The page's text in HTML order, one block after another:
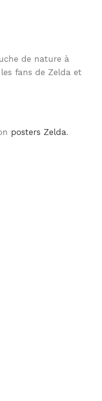
de nature à
fans de Zelda et
posters Zelda.